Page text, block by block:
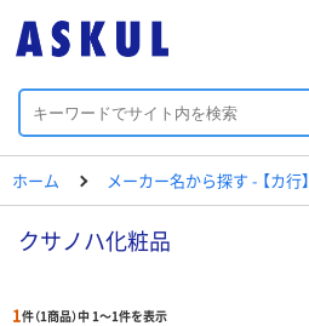
ホーム メーカー名から探す - 【カ行】
クサノハ化粧品
1件（1商品）中 1～1件を表示